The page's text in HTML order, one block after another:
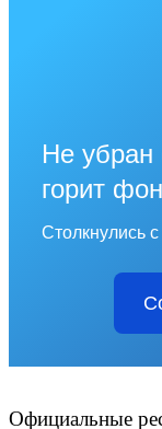
Не убран
горит
Столкнулись
Официальные